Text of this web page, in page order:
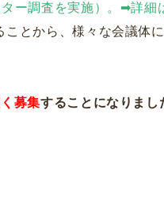
ー調査を実施）。➡詳細
とから、様々な会議体
募集することになりまし